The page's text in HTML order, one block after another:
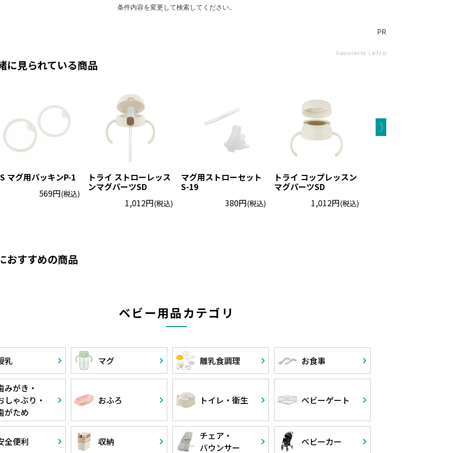
に見られている商品
マグ用パッキンP-1
569円(税込)
トライ ストローレッス
ンマグパーツSD
1,012円(税込)
マグ用ストローセット
S-19
380円(税込)
トライ コップレッスン
マグパーツSD
1,012円(税込)
おすすめの商品
ベビー用品カテゴリ
乳 マグ 離乳食調理 お食事
みがき・
しゃぶり・
がため
おふろ トイレ・衛生 ベビーゲート
全便利 収納
チェア・
バウンサー
ベビーカー